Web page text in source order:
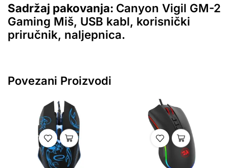
Sadržaj pakovanja: Canyon Vigil GM-2
Gaming Miš, USB kabl, korisnički
priručnik, naljepnica.
Povezani Proizvodi